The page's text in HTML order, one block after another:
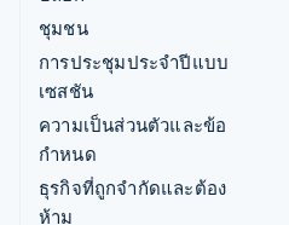
ชุมชน
การประชุมประจำปีแบบ
เซสชัน
ความเป็นส่วนตัวและข้อ
กำหนด
ธุรกิจที่ถูกจำกัดและต้อง
ห้าม